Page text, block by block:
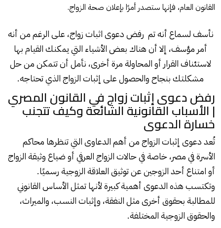
القانون العام، فإنها ستصدر أمرًا بإعلان صحة الزواج.
نأسف لسماع أنه تم رفض دعوى اثبات زواج، على الرغم من أنه
أمر مؤسف، إلا أن هناك بعض الأشياء التي يمكنك القيام بها
لاستئناف القرار أو المحاولة مرة أخرى، نأمل أن تتمكن من حل
مشكلتك بنجاح والحصول على إثبات الزواج الذي تحتاجه.
رفض دعوى إثبات زواج في القانون المصري
| الأسباب القانونية الشائعة وكيف تتجنب
خسارة الدعوى
تُعد دعوى إثبات الزواج من أهم الدعاوى التي تنظرها محاكم
الأسرة في مصر، خاصة في حالات الزواج العرفي أو ضياع وثيقة الزواج
أو امتناع أحد الزوجين عن توثيق العلاقة الزوجية رسميًا.
وتكتسب هذه الدعوى أهمية كبيرة لأنها تمثل الأساس القانوني
للمطالبة بحقوق أخرى مثل النفقة، وإثبات النسب، والميراث،
والحقوق الزوجية المختلفة.